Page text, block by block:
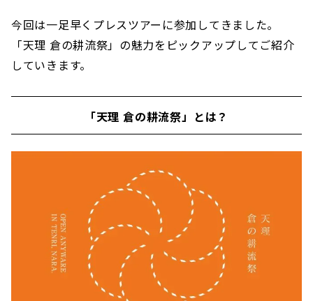
今回は一足早くプレスツアーに参加してきました。
「天理 倉の耕流祭」の魅力をピックアップしてご紹介
していきます。
「天理 倉の耕流祭」とは？